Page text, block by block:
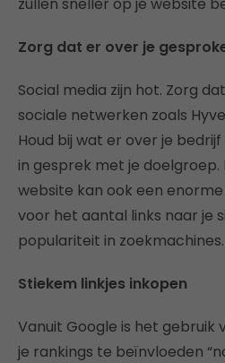
Zorg dat er over je
Social media zijn hot. Zorg
sociale netwerken zoals
Houd bij wat er over je
in gesprek met je
website kan ook een
voor het aantal links naar je
populariteit in zoekmachines.
Stiekem linkjes inkopen
Vanuit Google is het gebruik
je rankings te beïnvloeden